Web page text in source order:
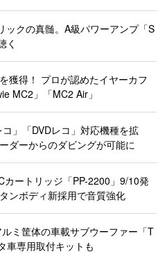
ックの真髄。A級パワーアンプ「S
く
獲得！ プロが認めたイヤーカフ
MC2」「MC2 Air」
」「DVDレコ」対応機種を拡
ダーからのダビングが可能に
カートリッジ「PP-2200」9/10発
ンボディ新採用で音質強化
ミ筐体の車載サブウーファー「T
車専用取付キットも